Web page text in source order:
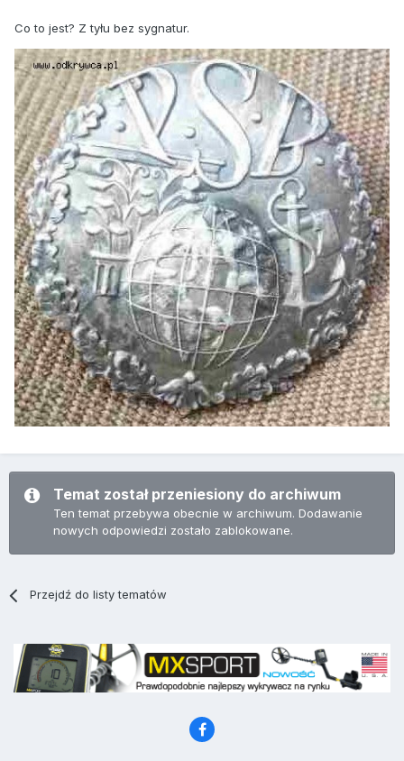
Co to jest? Z tyłu bez sygnatur.
Temat został przeniesiony do archiwum
Ten temat przebywa obecnie w archiwum. Dodawanie
nowych odpowiedzi zostało zablokowane.
Przejdź do listy tematów